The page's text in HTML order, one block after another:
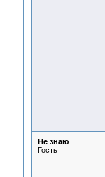
Не знаю
Гость